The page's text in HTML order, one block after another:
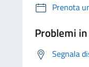
Prenota
Problemi
Segnala